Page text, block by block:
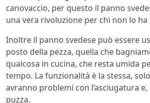
canovaccio, per questo il panno
una vera rivoluzione per chi non lo ha
Inoltre il panno svedese può essere
posto della pezza, quella che
qualcosa in cucina, che resta umida
tempo. La funzionalità è la stessa,
avranno problemi con l’asciugatura
puzza.